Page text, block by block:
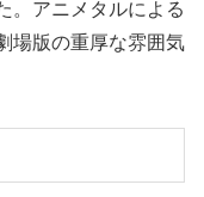
。アニメタルによる
場版の重厚な雰囲気